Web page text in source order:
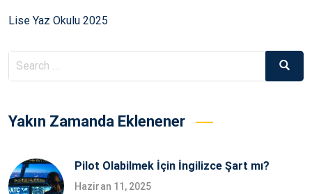
Lise Yaz Okulu 2025
Search
Yakın Zamanda Eklenener
Pilot Olabilmek İçin İngilizce Şart mı?
Haziran 11, 2025